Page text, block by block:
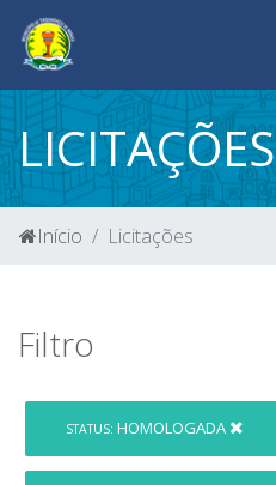
LICITAÇÕES
Início Licitações
Filtro
STATUS: HOMOLOGADA